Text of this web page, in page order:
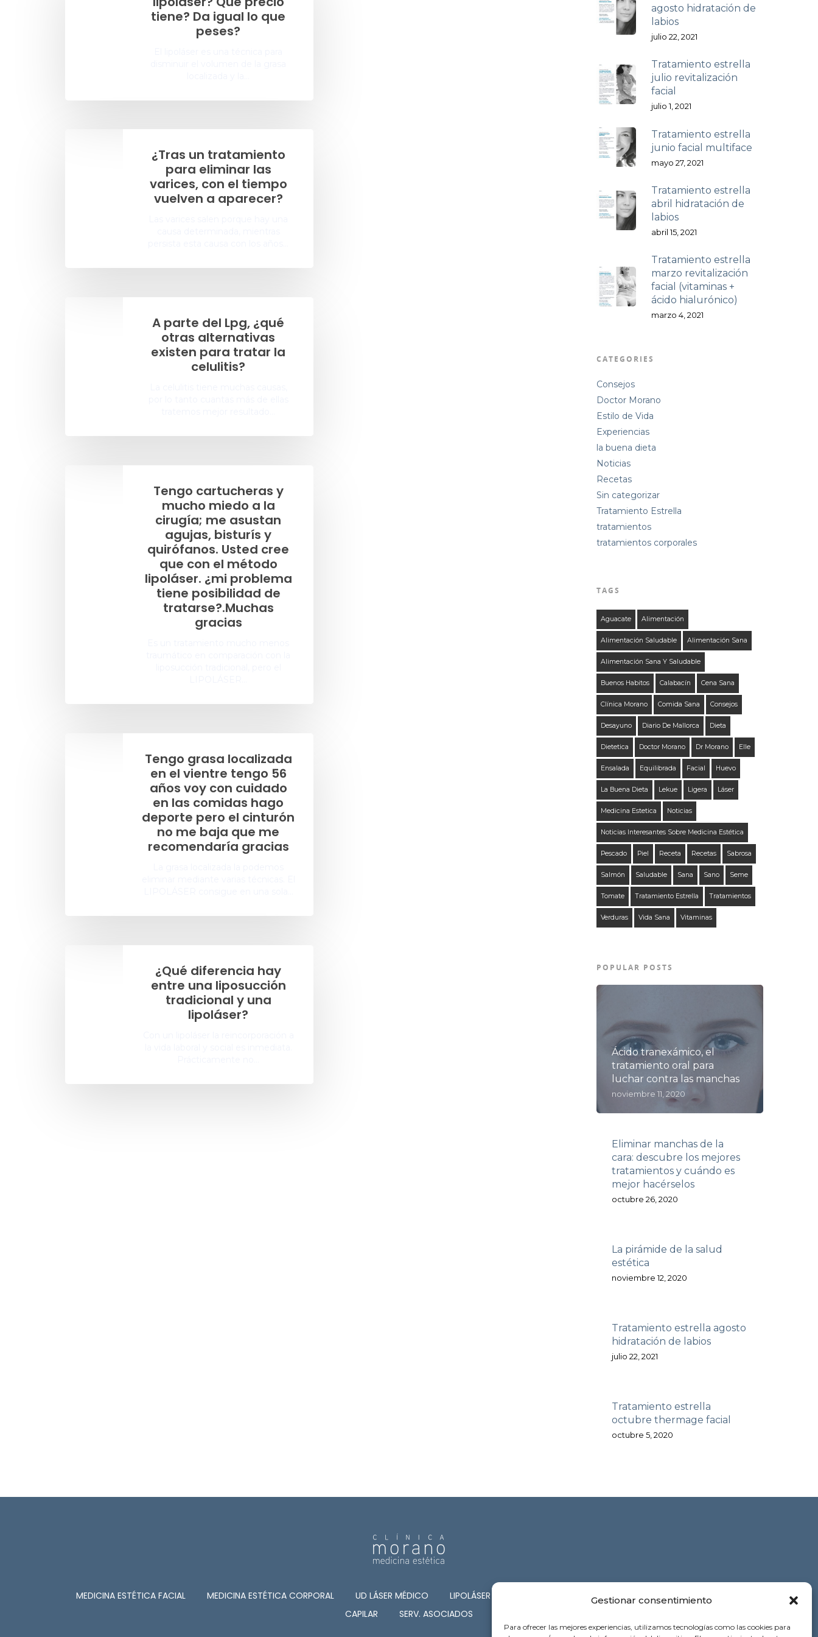
Gestionar consentimiento
Para ofrecer las mejores experiencias, utilizamos tecnologías como las cookies para
tiene? Da igual lo que
peses?
¿Tras un tratamiento
para eliminar las
varices, con el tiempo
vuelven a aparecer?
A parte del Lpg, ¿qué
otras alternativas
existen para tratar la
celulitis?
Tengo cartucheras y
mucho miedo a la
cirugía; me asustan
agujas, bisturís y
quirófanos. Usted cree
que con el método
lipoláser. ¿mi problema
tiene posibilidad de
tratarse?.Muchas
gracias
Tengo grasa localizada
en el vientre tengo 56
años voy con cuidado
en las comidas hago
deporte pero el cinturón
no me baja que me
recomendaría gracias
¿Qué diferencia hay
entre una liposucción
tradicional y una
lipoláser?
agosto hidratación de
labios
julio 22, 2021
Tratamiento estrella
julio revitalización
facial
julio 1, 2021
Tratamiento estrella
junio facial multiface
mayo 27, 2021
Tratamiento estrella
abril hidratación de
labios
abril 15, 2021
Tratamiento estrella
marzo revitalización
facial (vitaminas +
ácido hialurónico)
marzo 4, 2021
CATEGORIES
Consejos
Doctor Morano
Estilo de Vida
Experiencias
la buena dieta
Noticias
Recetas
Sin categorizar
Tratamiento Estrella
tratamientos
tratamientos corporales
TAGS
Aguacate Alimentación
Alimentación Saludable Alimentación Sana
Alimentación Sana Y Saludable
Buenos Habitos Calabacín Cena Sana
Clínica Morano Comida Sana Consejos
Desayuno Diario De Mallorca Dieta
Dietetica Doctor Morano Dr Morano Elle
Ensalada Equilibrada Facial Huevo
La Buena Dieta Lekue Ligera Láser
Medicina Estetica Noticias
Noticias Interesantes Sobre Medicina Estética
Pescado Piel Receta Recetas Sabrosa
Salmón Saludable Sana Sano Seme
Tomate Tratamiento Estrella Tratamientos
Verduras Vida Sana Vitaminas
POPULAR POSTS
Ácido tranexámico, el
tratamiento oral para
luchar contra las manchas
noviembre 11, 2020
Eliminar manchas de la
cara: descubre los mejores
tratamientos y cuándo es
mejor hacérselos
octubre 26, 2020
La pirámide de la salud
estética
noviembre 12, 2020
Tratamiento estrella agosto
hidratación de labios
julio 22, 2021
Tratamiento estrella
octubre thermage facial
octubre 5, 2020
MEDICINA ESTÉTICA FACIAL MEDICINA ESTÉTICA CORPORAL UD LÁSER MÉDICO LIPOLÁSER COSMETOLOGÍA
NUTRICIÓN
CAPILAR
SERV. ASOCIADOS